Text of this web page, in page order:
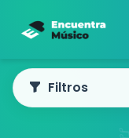
Filtros